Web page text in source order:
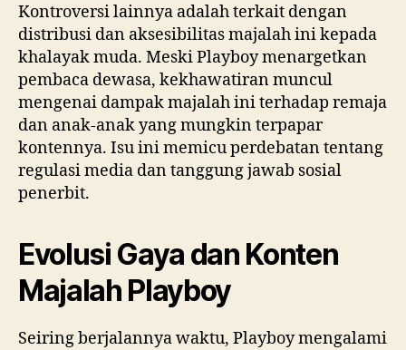
Kontroversi lainnya adalah terkait dengan
distribusi dan aksesibilitas majalah ini kepada
khalayak muda. Meski Playboy menargetkan
pembaca dewasa, kekhawatiran muncul
mengenai dampak majalah ini terhadap remaja
dan anak-anak yang mungkin terpapar
kontennya. Isu ini memicu perdebatan tentang
regulasi media dan tanggung jawab sosial
penerbit.
Evolusi Gaya dan Konten
Majalah Playboy
Seiring berjalannya waktu, Playboy mengalami